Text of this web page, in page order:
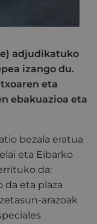
adjudikatuko
izango du.
eta
ebakuazioa eta
bezala eratua
eta Eibarko
da:
da eta plaza
arazoak